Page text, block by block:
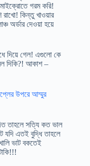
গরম করি!
কিন্তু খাওয়ার
অর্ডার দেওয়া হয়ে
দিয়ে গেল! এগুলো কে
দিকি?! আকাশ –
উপরে আম্মুর
তাহলে সত্যি কত ভাল
যদি এতই বুদ্ধি তাহলে
ভাট বকতেই